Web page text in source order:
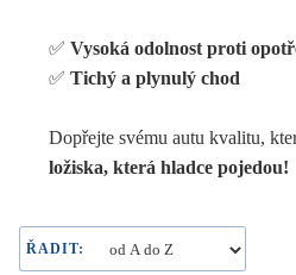
✅ Vysoká odolnost proti
✅ Tichý a plynulý chod
Dopřejte svému autu kvalitu,
ložiska, která hladce pojedou!
ŘADIT: